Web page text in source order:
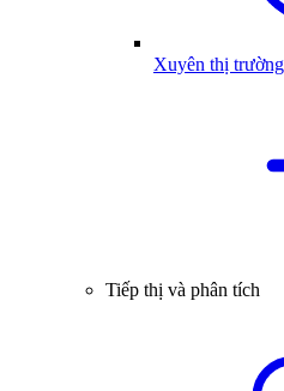
Xuyên thị trường
Tiếp thị và phân tích